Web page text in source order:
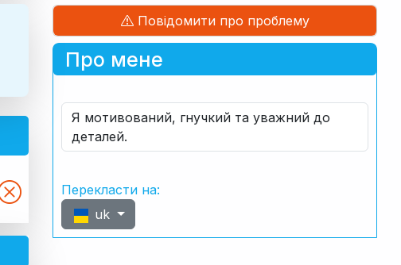
Повідомити про проблему
Про мене
Я мотивований, гнучкий та уважний до
деталей.
Перекласти на:
uk